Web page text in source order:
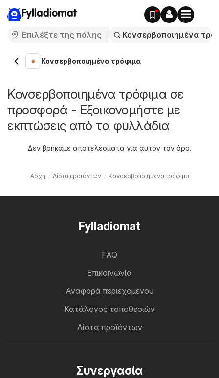
Fylladiomat
Κονσερβοποιημένα τρόφιμα
Κονσερβοποιημένα τρόφιμα σε
προσφορά - Εξοικονομήστε με
εκπτώσεις από τα φυλλάδια
Δεν βρήκαμε αποτελέσματα για αυτόν τον όρο.
Αρχή Λίστα προϊόντων Κονσερβοποιημένα τρόφιμα
Fylladiomat
FAQ
Επικοινωνία
Αναφορά περιεχομένου
Κατάλογος τοποθεσιών
Λίστα προϊόντων
Συνεργασία